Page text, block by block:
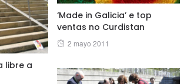
‘Made in Galicia’ e top
ventas no Curdistan
Posted
2 mayo 2011
libre a